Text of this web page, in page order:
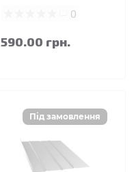
0
590.00 грн.